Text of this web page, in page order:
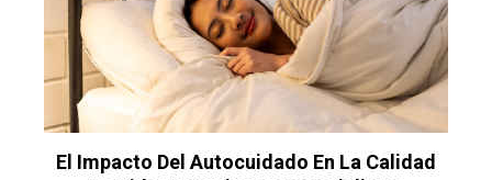
El Impacto Del Autocuidado En La Calidad